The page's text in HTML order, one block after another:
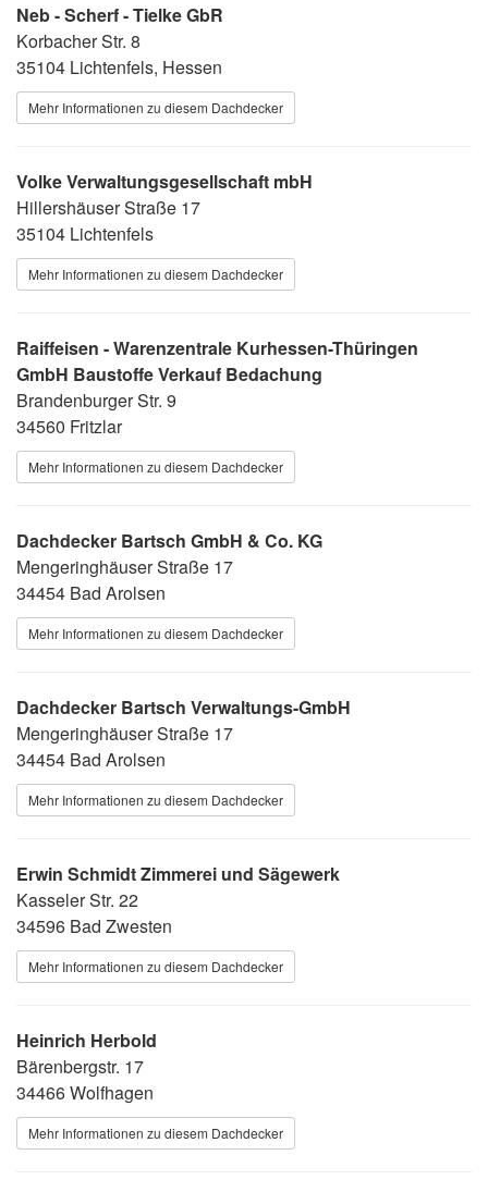
Neb - Scherf - Tielke GbR
Korbacher Str. 8
35104 Lichtenfels, Hessen
Mehr Informationen zu diesem Dachdecker
Volke Verwaltungsgesellschaft mbH
Hillershäuser Straße 17
35104 Lichtenfels
Mehr Informationen zu diesem Dachdecker
Raiffeisen - Warenzentrale Kurhessen-Thüringen
GmbH Baustoffe Verkauf Bedachung
Brandenburger Str. 9
34560 Fritzlar
Mehr Informationen zu diesem Dachdecker
Dachdecker Bartsch GmbH & Co. KG
Mengeringhäuser Straße 17
34454 Bad Arolsen
Mehr Informationen zu diesem Dachdecker
Dachdecker Bartsch Verwaltungs-GmbH
Mengeringhäuser Straße 17
34454 Bad Arolsen
Mehr Informationen zu diesem Dachdecker
Erwin Schmidt Zimmerei und Sägewerk
Kasseler Str. 22
34596 Bad Zwesten
Mehr Informationen zu diesem Dachdecker
Heinrich Herbold
Bärenbergstr. 17
34466 Wolfhagen
Mehr Informationen zu diesem Dachdecker